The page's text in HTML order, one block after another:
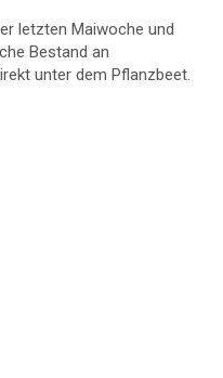
letzten Maiwoche und
Bestand an
unter dem Pflanzbeet.